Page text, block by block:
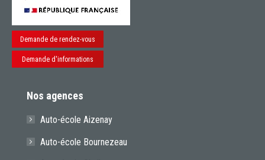
Demande de rendez-vous
Demande d'informations
Nos agences
Auto-école Aizenay
Auto-école Bournezeau